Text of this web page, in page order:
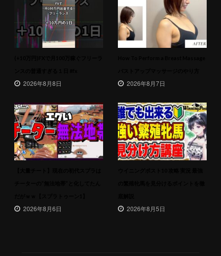
2026年8月8日 2026年8月7日
2026年8月6日 2026年8月5日